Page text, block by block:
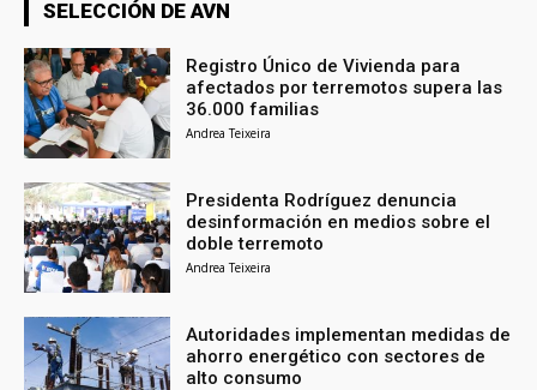
SELECCIÓN DE AVN
Registro Único de Vivienda para
afectados por terremotos supera las
36.000 familias
Andrea Teixeira
Presidenta Rodríguez denuncia
desinformación en medios sobre el
doble terremoto
Andrea Teixeira
Autoridades implementan medidas de
ahorro energético con sectores de
alto consumo